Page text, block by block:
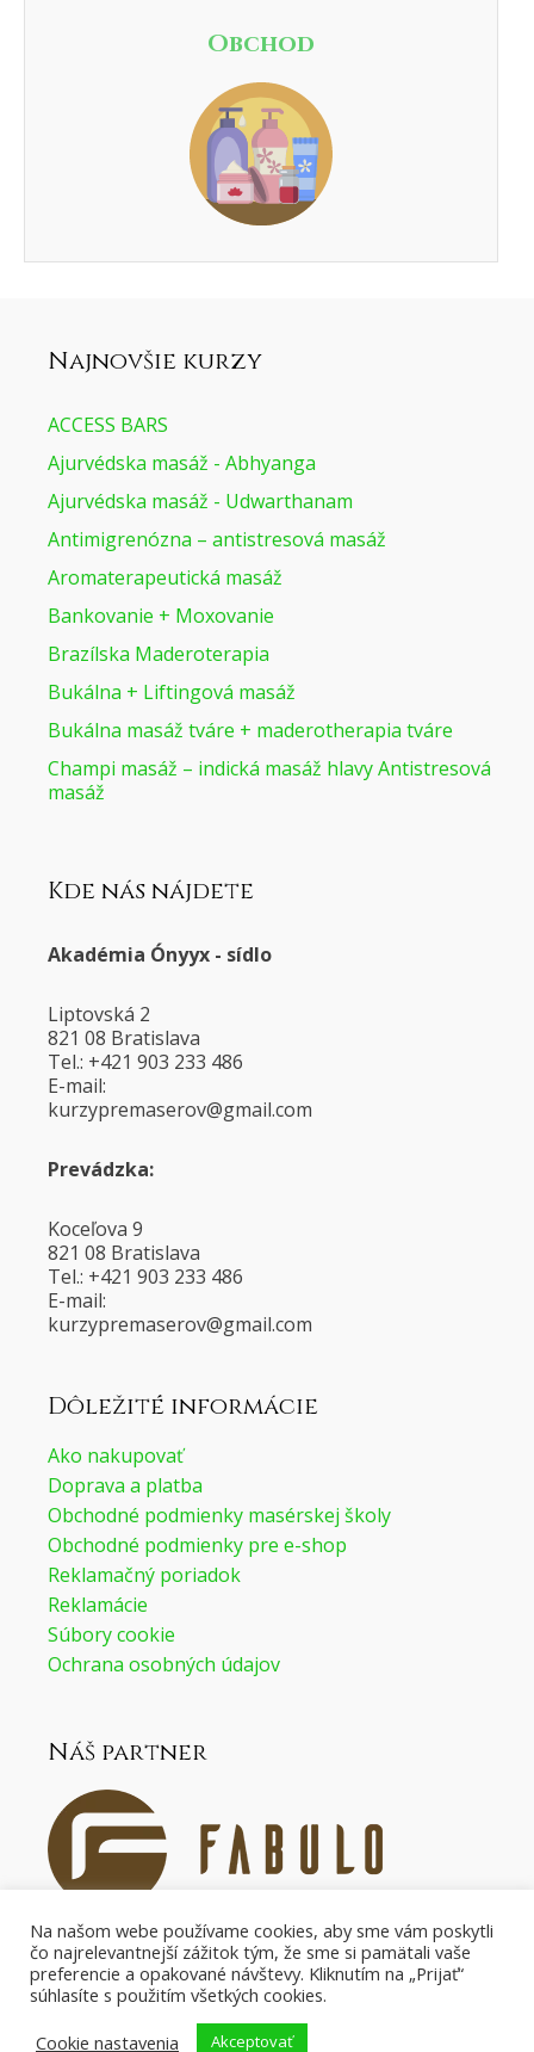
Obchod
Najnovšie kurzy
ACCESS BARS
Ajurvédska masáž - Abhyanga
Ajurvédska masáž - Udwarthanam
Antimigrenózna – antistresová masáž
Aromaterapeutická masáž
Bankovanie + Moxovanie
Brazílska Maderoterapia
Bukálna + Liftingová masáž
Bukálna masáž tváre + maderotherapia tváre
Champi masáž – indická masáž hlavy Antistresová
masáž
Kde nás nájdete
Akadémia Ónyyx - sídlo
Liptovská 2
821 08 Bratislava
Tel.: +421 903 233 486
E-mail:
moc.liamg
@voresamerpyzruk
Prevádzka:
Koceľova 9
821 08 Bratislava
Tel.: +421 903 233 486
E-mail:
moc.liamg
@voresamerpyzruk
Dôležité informácie
Ako nakupovať
Doprava a platba
Obchodné podmienky masérskej školy
Obchodné podmienky pre e-shop
Reklamačný poriadok
Reklamácie
Súbory cookie
Ochrana osobných údajov
Náš partner
Náš partner pre masážne pomôcky.
Na našom webe používame cookies, aby sme vám poskytli
čo najrelevantnejší zážitok tým, že sme si pamätali vaše
preferencie a opakované návštevy. Kliknutím na „Prijať“
súhlasíte s použitím všetkých cookies.
Cookie nastavenia
Akceptovať